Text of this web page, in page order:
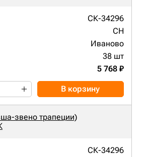
СК-34296
CH
Иваново
38 шт
5 768 ₽
В корзину
звено трапеции)
СК-34296